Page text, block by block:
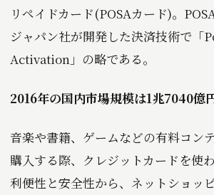
リペイドカード(POSAカード)。
ジャパン社が開発した決済技術で「
Activation」の略である。
2016年の国内市場規模は1兆7040億
音楽や書籍、ゲームなどの有料コン
購入する際、クレジットカードを使
利便性と安全性から、ネットショッ